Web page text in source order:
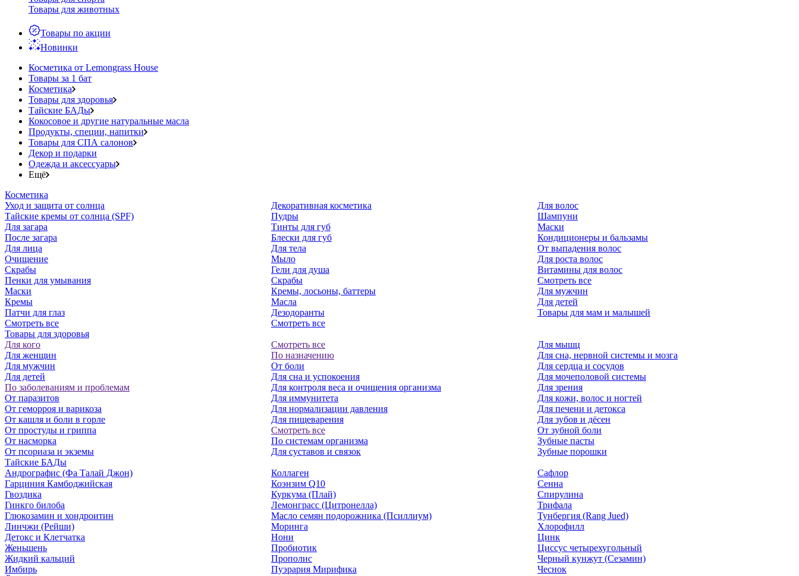
Товары для животных
Товары по акции
Новинки
Косметика от Lemongrass House
Товары за 1 бат
Косметика
Товары для здоровья
Тайские БАДы
Кокосовое и другие натуральные масла
Продукты, специи, напитки
Товары для СПА салонов
Декор и подарки
Одежда и аксессуары
Ещё
Косметика
Уход и защита от солнца
Тайские кремы от солнца (SPF)
Для загара
После загара
Для лица
Очищение
Скрабы
Пенки для умывания
Маски
Кремы
Патчи для глаз
Смотреть все
Декоративная косметика
Пудры
Тинты для губ
Блески для губ
Для тела
Мыло
Гели для душа
Скрабы
Кремы, лосьоны, баттеры
Масла
Дезодоранты
Смотреть все
Для волос
Шампуни
Маски
Кондиционеры и бальзамы
От выпадения волос
Для роста волос
Витамины для волос
Смотреть все
Для мужчин
Для детей
Товары для мам и малышей
Товары для здоровья
Для кого
Для женщин
Для мужчин
Для детей
По заболеваниям и проблемам
От паразитов
Oт геморроя и варикоза
От кашля и боли в горле
От простуды и гриппа
От насморка
Oт псориаза и экземы
Смотреть все
По назначению
От боли
Для сна и успокоения
Для контроля веса и очищения организма
Для иммунитета
Для нормализации давления
Для пищеварения
Смотреть все
По системам организма
Для суставов и связок
Для мышц
Для сна, нервной системы и мозга
Для сердца и сосудов
Для мочеполовой системы
Для зрения
Для кожи, волос и ногтей
Для печени и детокса
Для зубов и дёсен
От зубной боли
Зубные пасты
Зубные порошки
Тайские БАДы
Андрографис (Фа Талай Джон)
Гарциния Камбоджийская
Гвоздика
Гинкго билоба
Глюкозамин и хондроитин
Линчжи (Рейши)
Детокс и Клетчатка
Женьшень
Жидкий кальций
Имбирь
Коллаген
Коэнзим Q10
Куркума (Плай)
Лемонграсс (Цитронелла)
Масло семян подорожника (Псиллиум)
Моринга
Нони
Пробиотик
Прополис
Пуэрария Мирифика
Сафлор
Сенна
Спирулина
Трифала
Тунбергия (Rang Jued)
Хлорофилл
Цинк
Циссус четырехугольный
Черный кунжут (Сезамин)
Чеснок